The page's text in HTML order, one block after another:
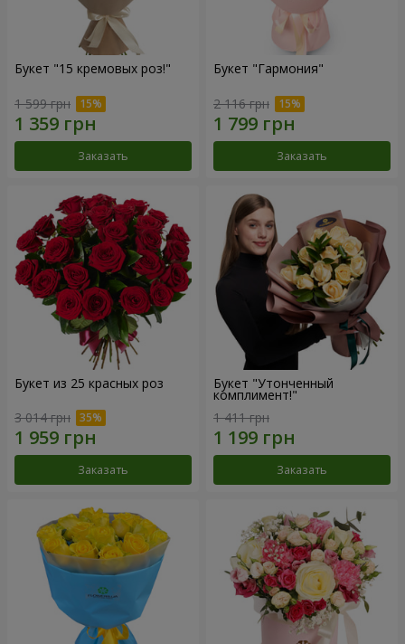
Букет "15 кремовых роз!"
1 599 грн
Заказать
Букет "Гармония"
2 116 грн
Заказать
Букет из 25 красных роз
3 014 грн
Заказать
Букет "Утонченный
комплимент!"
1 411 грн
Заказать